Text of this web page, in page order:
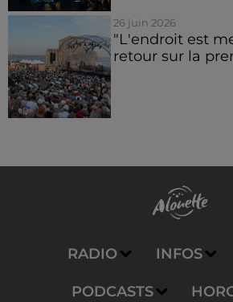
26 juin 2026
"L'endroit est
retour sur la
RADIO INFOS
PODCASTS